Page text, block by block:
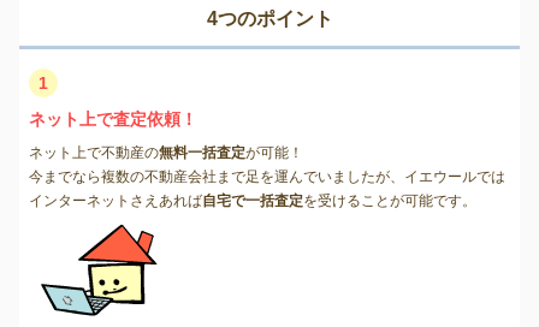
4つのポイント
1
ネット上で査定依頼！
ネット上で不動産の無料一括査定が可能！
今までなら複数の不動産会社まで足を運んでいましたが、イエウールでは
インターネットさえあれば自宅で一括査定を受けることが可能です。